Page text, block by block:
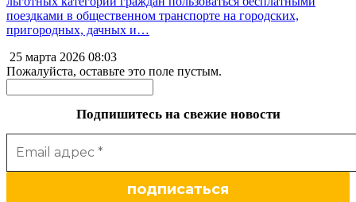
поездками в общественном транспорте на городских,
пригородных, дачных и…
25 марта 2026 08:03
Пожалуйста, оставьте это поле пустым.
Подпишитесь на свежие новости